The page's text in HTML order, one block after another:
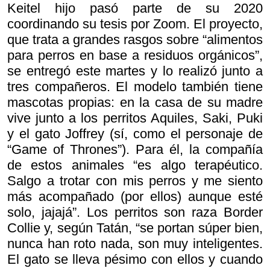
Keitel hijo pasó parte de su 2020
coordinando su tesis por Zoom. El proyecto,
que trata a grandes rasgos sobre “alimentos
para perros en base a residuos orgánicos”,
se entregó este martes y lo realizó junto a
tres compañeros. El modelo también tiene
mascotas propias: en la casa de su madre
vive junto a los perritos Aquiles, Saki, Puki
y el gato Joffrey (sí, como el personaje de
“Game of Thrones”). Para él, la compañía
de estos animales “es algo terapéutico.
Salgo a trotar con mis perros y me siento
más acompañado (por ellos) aunque esté
solo, jajajá”. Los perritos son raza Border
Collie y, según Tatán, “se portan súper bien,
nunca han roto nada, son muy inteligentes.
El gato se lleva pésimo con ellos y cuando